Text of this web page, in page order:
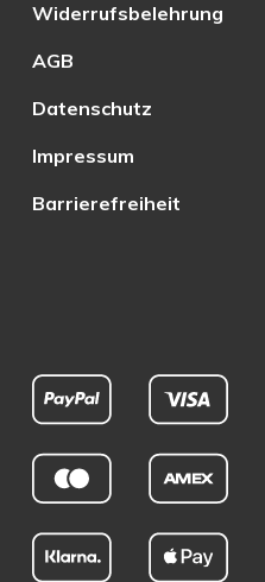
Widerrufsbelehrung
AGB
Datenschutz
Impressum
Barrierefreiheit